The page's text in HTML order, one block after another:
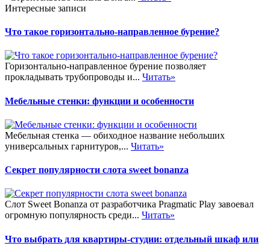
Интересные записи
Что такое горизонтально-направленное бурение?
Горизонтально-направленное бурение позволяет
прокладывать трубопроводы и... Читать»
Мебельные стенки: функции и особенности
Мебельная стенка — обиходное название небольших
универсальных гарнитуров,... Читать»
Секрет популярности слота sweet bonanza
Слот Sweet Bonanza от разработчика Pragmatic Play завоевал
огромную популярность среди... Читать»
Что выбрать для квартиры-студии: отдельный шкаф или